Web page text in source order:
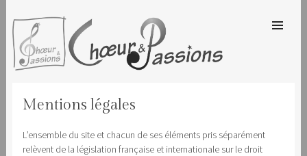
CONTENT
Mentions légales
L’ensemble du site et chacun de ses éléments pris séparément
relèvent de la législation française et internationale sur le droit